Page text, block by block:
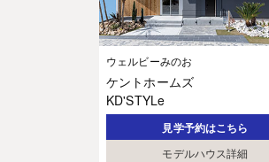
ウェルビーみのお
ケントホームズ
KD'STYLe
見学予約はこちら
モデルハウス詳細